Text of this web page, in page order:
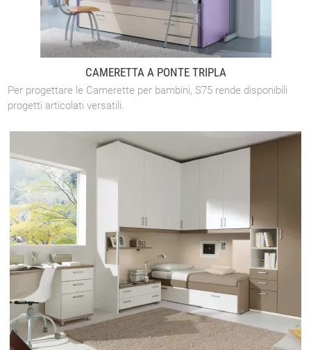
CAMERETTA A PONTE TRIPLA
Per progettare le Camerette per bambini, S75 rende disponibili
progetti articolati versatili.